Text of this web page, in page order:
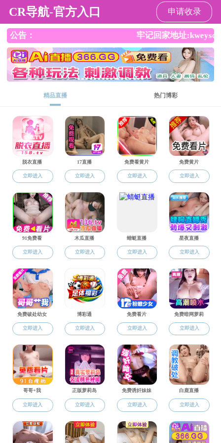
国产传媒
科学研究
平台基地
科研团队
标志成果
社会服务
当
江苏省人
上一篇：
下一篇：